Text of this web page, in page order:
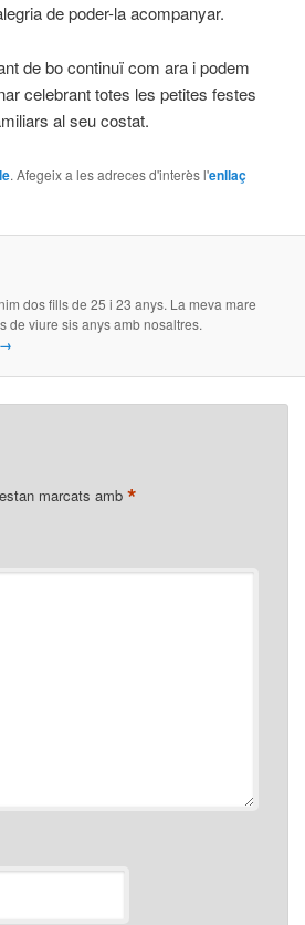
de poder-la acompanyar.
de bo continuï com ara i podem
celebrant totes les petites festes
al seu costat.
. Afegeix a les adreces d'interès l'enllaç
dos fills de 25 i 23 anys. La meva mare
de viure sis anys amb nosaltres.
→
marcats amb *